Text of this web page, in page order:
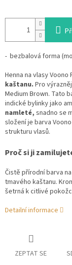
- bezbalová forma
Henna na vlasy
kaštanu. Pro
Medium Brown. Tato
indické bylinky jako
namleté, snadno se
složení je barva
strukturu vlasů.
Proč si ji
Čistě přírodní barva
tmavého kaštanu.
šetrná k citlivé
Detailní informace
ZEPTAT SE